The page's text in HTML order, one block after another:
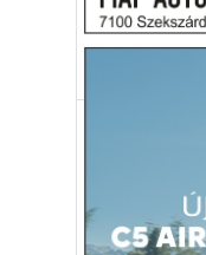
mennyi a